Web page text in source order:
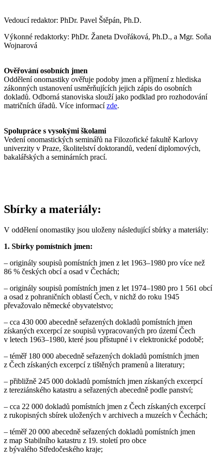
Vedoucí redaktor: PhDr. Pavel Štěpán, Ph.D.
Výkonné redaktorky: PhDr. Žaneta Dvořáková, Ph.D., a Mgr. Soňa
Wojnarová
Ověřování osobních jmen
Oddělení onomastiky ověřuje podoby jmen a příjmení z hlediska
zákonných ustanovení usměrňujících jejich zápis do osobních
dokladů. Odborná stanoviska slouží jako podklad pro rozhodování
matričních úřadů. Více informacízde.
Spolupráce s vysokými školami
Vedení onomastických seminářů na Filozofické fakultě Karlovy
univerzity v Praze, školitelství doktorandů, vedení diplomových,
bakalářských a seminárních prací.
Sbírky a materiály:
V oddělení onomastiky jsou uloženy následující sbírky a materiály:
1. Sbírky pomístních jmen:
– originály soupisů pomístních jmen z let 1963–1980 pro více než
86 % českých obcí a osad v Čechách;
– originály soupisů pomístních jmen z let 1974–1980 pro 1 561 obcí
a osad z pohraničních oblastí Čech, v nichž do roku 1945
převažovalo německé obyvatelstvo;
– cca 430 000 abecedně seřazených dokladů pomístních jmen
získaných excerpcí ze soupisů vypracovaných pro území Čech
v letech 1963–1980, které jsou přístupné i v elektronické podobě;
– téměř 180 000 abecedně seřazených dokladů pomístních jmen
z Čech získaných excerpcí z tištěných pramenů a literatury;
– přibližně 245 000 dokladů pomístních jmen získaných excerpcí
z tereziánského katastru a seřazených abecedně podle panství;
– cca 22 000 dokladů pomístních jmen z Čech získaných excerpcí
z rukopisných sbírek uložených v archivech a muzeích v Čechách;
– téměř 20 000 abecedně seřazených dokladů pomístních jmen
z map Stabilního katastru z 19. století pro obce
z bývalého Středočeského kraje;